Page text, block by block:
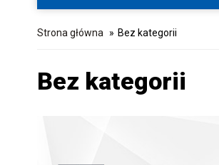
Strona główna » Bez kategorii
Bez kategorii